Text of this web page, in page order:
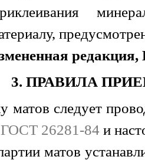
3. ПРАВИЛА
матов следует
ГОСТ 26281-84 и
матов